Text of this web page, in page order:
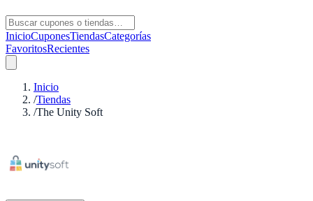
InicioCuponesTiendasCategorías
FavoritosRecientes
Inicio
/Tiendas
/The Unity Soft